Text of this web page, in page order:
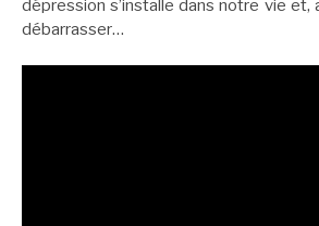
dépression s’installe dans notre vie et,
débarrasser…